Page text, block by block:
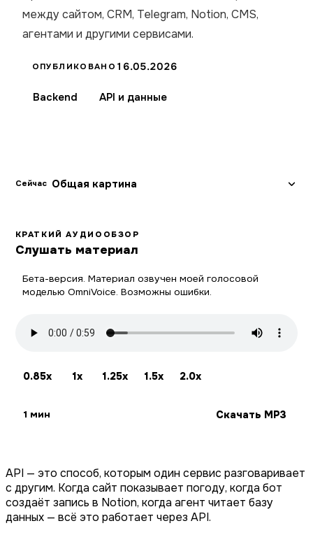
между сайтом, CRM, Telegram, Notion, CMS,
агентами и другими сервисами.
ОПУБЛИКОВАНО 16.05.2026
Backend API и данные
Сейчас Общая картина
КРАТКИЙ АУДИООБЗОР
Слушать материал
Бета-версия. Материал озвучен моей голосовой
моделью OmniVoice. Возможны ошибки.
0.85x 1x 1.25x 1.5x 2.0x
1 мин Скачать MP3
API — это способ, которым один сервис разговаривает
с другим. Когда сайт показывает погоду, когда бот
создаёт запись в Notion, когда агент читает базу
данных — всё это работает через API.